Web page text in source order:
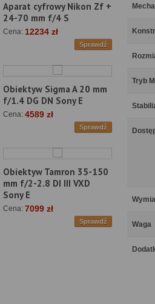
Aparat cyfrowy Nikon Zf +
24-70 mm f/4 S
Cena: 12234 zł
Sprawdź
Obiektyw Sigma A 20 mm
f/1.4 DG DN Sony E
Cena: 4589 zł
Sprawdź
Obiektyw Tamron 35-150
mm f/2-2.8 DI III VXD
Sony E
Cena: 7099 zł
Sprawdź
Tryb
Waga